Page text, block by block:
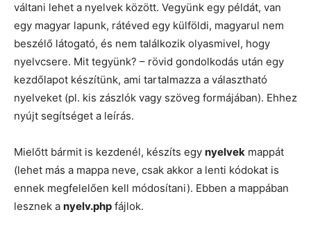
váltani lehet a nyelvek között. Vegyünk egy példát, van
egy magyar lapunk, rátéved egy külföldi, magyarul nem
beszélő látogató, és nem találkozik olyasmivel, hogy
nyelvcsere. Mit tegyünk? – rövid gondolkodás után egy
kezdőlapot készítünk, ami tartalmazza a választható
nyelveket (pl. kis zászlók vagy szöveg formájában). Ehhez
nyújt segítséget a leírás.
Mielőtt bármit is kezdenél, készíts egy nyelvek mappát
(lehet más a mappa neve, csak akkor a lenti kódokat is
ennek megfelelően kell módosítani). Ebben a mappában
lesznek a nyelv.php fájlok.